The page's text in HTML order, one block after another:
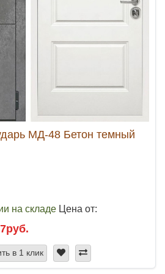
МД-48 Бетон темный
на складе Цена от:
в 1 клик